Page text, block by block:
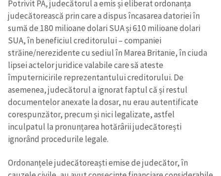
Potrivit PA, judecătorul a emis și eliberat ordonanța
judecătorească prin care a dispus încasarea datoriei în
sumă de 180 milioane dolari SUA și 610 milioane dolari
SUA, în beneficiul creditorului – companiei
străine/nerezidente cu sediul în Marea Britanie, în ciuda
lipsei actelor juridice valabile care să ateste
împuternicirile reprezentantului creditorului. De
asemenea, judecătorul a ignorat faptul că și restul
documentelor anexate la dosar, nu erau autentificate
corespunzător, precum și nici legalizate, astfel
inculpatul la pronunțarea hotărârii judecătorești
ignorând procedurile legale.
Ordonanțele judecătoreaști emise de judecător, în